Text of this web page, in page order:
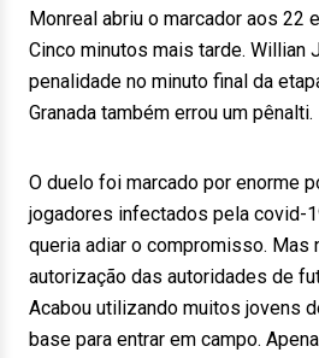
Monreal abriu o marcador aos 22
Cinco minutos mais tarde. Willian
penalidade no minuto final da
Granada também errou um pênalti.
O duelo foi marcado por enorme
jogadores infectados pela covid-
queria adiar o compromisso. Mas
autorização das autoridades de
Acabou utilizando muitos jovens
base para entrar em campo.